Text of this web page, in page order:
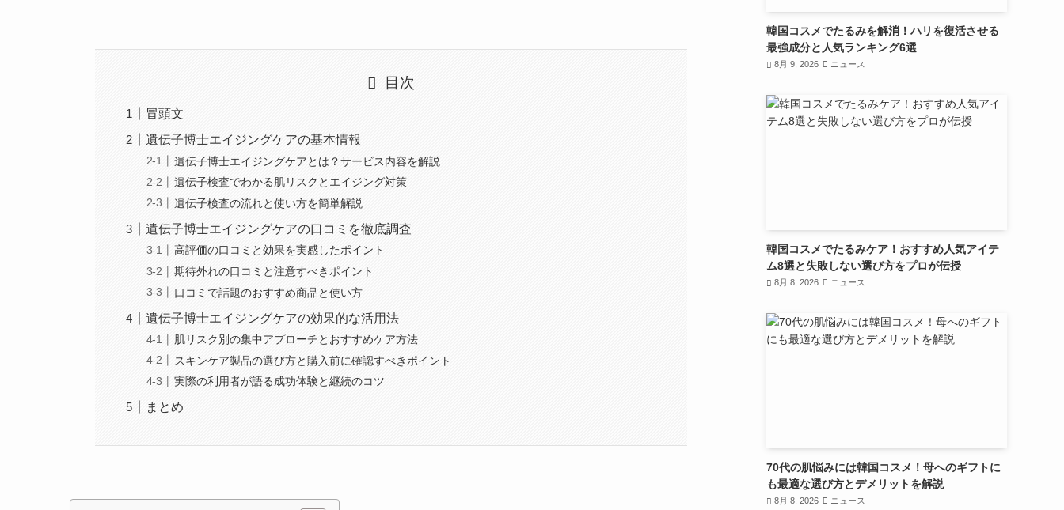
目次
冒頭文
遺伝子博士エイジングケアの基本情報
遺伝子博士エイジングケアとは？サービス内容を解説
遺伝子検査でわかる肌リスクとエイジング対策
遺伝子検査の流れと使い方を簡単解説
遺伝子博士エイジングケアの口コミを徹底調査
高評価の口コミと効果を実感したポイント
期待外れの口コミと注意すべきポイント
口コミで話題のおすすめ商品と使い方
遺伝子博士エイジングケアの効果的な活用法
肌リスク別の集中アプローチとおすすめケア方法
スキンケア製品の選び方と購入前に確認すべきポイント
実際の利用者が語る成功体験と継続のコツ
まとめ
韓国コスメでたるみを解消！ハリを復活させる
最強成分と人気ランキング6選
8月 9, 2026 ニュース
韓国コスメでたるみケア！おすすめ人気アイテ
ム8選と失敗しない選び方をプロが伝授
8月 8, 2026 ニュース
70代の肌悩みには韓国コスメ！母へのギフトに
も最適な選び方とデメリットを解説
8月 8, 2026 ニュース